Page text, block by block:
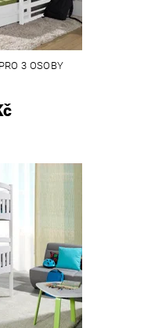
3 OSOBY